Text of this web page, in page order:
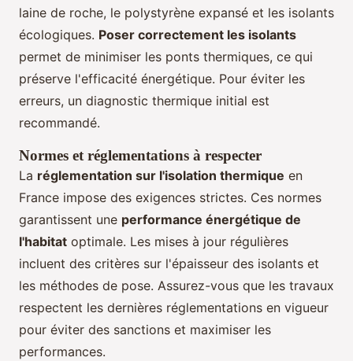
laine de roche, le polystyrène expansé et les isolants
écologiques. Poser correctement les isolants
permet de minimiser les ponts thermiques, ce qui
préserve l'efficacité énergétique. Pour éviter les
erreurs, un diagnostic thermique initial est
recommandé.
Normes et réglementations à respecter
La réglementation sur l'isolation thermique en
France impose des exigences strictes. Ces normes
garantissent une performance énergétique de
l'habitat optimale. Les mises à jour régulières
incluent des critères sur l'épaisseur des isolants et
les méthodes de pose. Assurez-vous que les travaux
respectent les dernières réglementations en vigueur
pour éviter des sanctions et maximiser les
performances.